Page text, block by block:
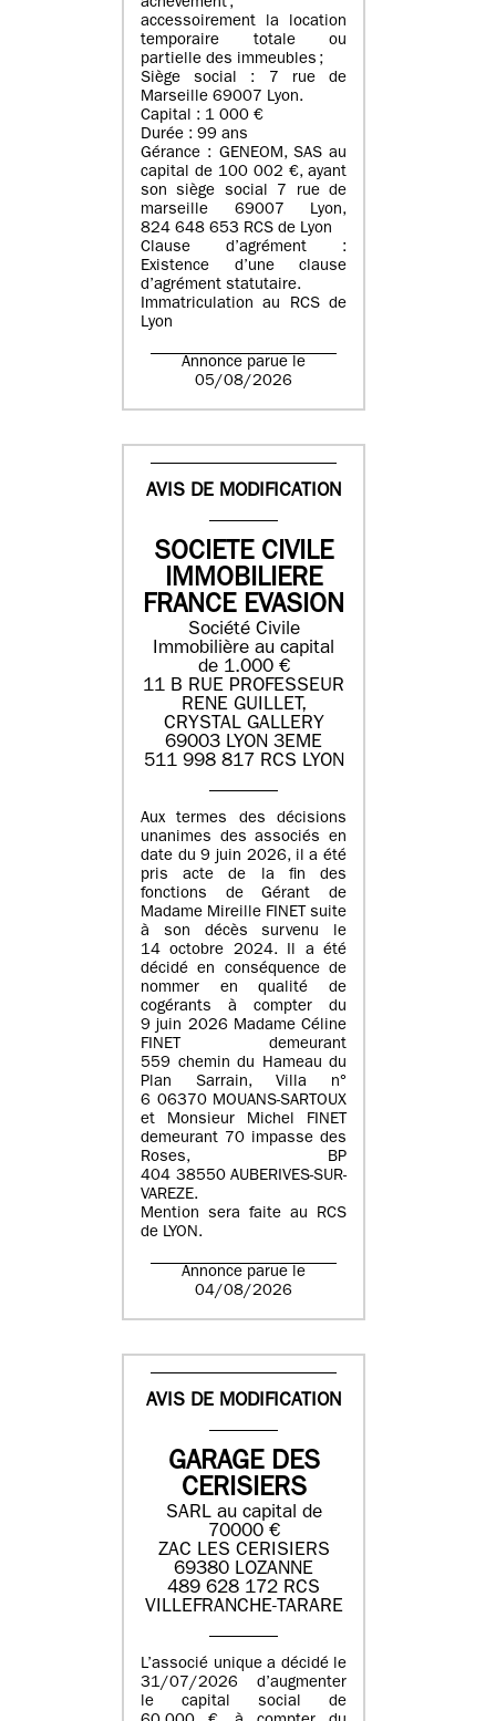
achèvement ;
accessoirement la location
temporaire totale ou
partielle des immeubles ;
Siège social : 7 rue de
Marseille 69007 Lyon.
Capital : 1 000 €
Durée : 99 ans
Gérance : GENEOM, SAS au
capital de 100 002 €, ayant
son siège social 7 rue de
marseille 69007 Lyon,
824 648 653 RCS de Lyon
Clause d’agrément :
Existence d’une clause
d’agrément statutaire.
Immatriculation au RCS de
Lyon
Annonce parue le
05/08/2026
AVIS DE MODIFICATION
SOCIETE CIVILE
IMMOBILIERE
FRANCE EVASION
Société Civile
Immobilière au capital
de 1.000 €
11 B RUE PROFESSEUR
RENE GUILLET,
CRYSTAL GALLERY
69003 LYON 3EME
511 998 817 RCS LYON
Aux termes des décisions
unanimes des associés en
date du 9 juin 2026, il a été
pris acte de la fin des
fonctions de Gérant de
Madame Mireille FINET suite
à son décès survenu le
14 octobre 2024. Il a été
décidé en conséquence de
nommer en qualité de
cogérants à compter du
9 juin 2026 Madame Céline
FINET demeurant
559 chemin du Hameau du
Plan Sarrain, Villa n°
6 06370 MOUANS-SARTOUX
et Monsieur Michel FINET
demeurant 70 impasse des
Roses, BP
404 38550 AUBERIVES-SUR-
VAREZE.
Mention sera faite au RCS
de LYON.
Annonce parue le
04/08/2026
AVIS DE MODIFICATION
GARAGE DES
CERISIERS
SARL au capital de
70000 €
ZAC LES CERISIERS
69380 LOZANNE
489 628 172 RCS
VILLEFRANCHE-TARARE
L’associé unique a décidé le
31/07/2026 d’augmenter
le capital social de